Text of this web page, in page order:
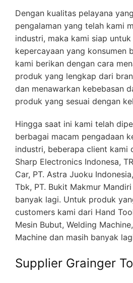
Dengan kualitas pelayana
pengalaman yang telah kami
industri, maka kami siap
kepercayaan yang konsumen
kami berikan dengan cara
produk yang lengkap dari
dan menawarkan kebebasan
produk yang sesuai dengan
Hingga saat ini kami telah
berbagai macam pengadaan
industri, beberapa client kami
Sharp Electronics Indonesa,
Car, PT. Astra Juoku
Tbk, PT. Bukit Makmur
banyak lagi. Untuk produk
customers kami dari Hand
Mesin Bubut, Welding
Machine dan masih banyak
Supplier Grainger